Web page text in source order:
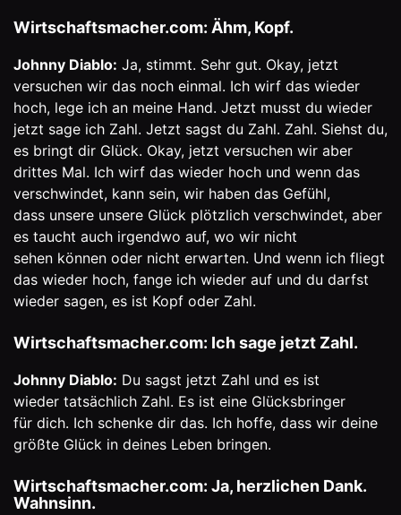
Wirtschaftsmacher.com: Ähm, Kopf.
Johnny Diablo: Ja, stimmt. Sehr gut. Okay, jetzt
versuchen wir das noch einmal. Ich wirf das wieder
hoch, lege ich an meine Hand. Jetzt musst du wieder
jetzt sage ich Zahl. Jetzt sagst du Zahl. Zahl. Siehst du,
es bringt dir Glück. Okay, jetzt versuchen wir aber
drittes Mal. Ich wirf das wieder hoch und wenn das
verschwindet, kann sein, wir haben das Gefühl,
dass unsere unsere Glück plötzlich verschwindet, aber
es taucht auch irgendwo auf, wo wir nicht
sehen können oder nicht erwarten. Und wenn ich fliegt
das wieder hoch, fange ich wieder auf und du darfst
wieder sagen, es ist Kopf oder Zahl.
Wirtschaftsmacher.com: Ich sage jetzt Zahl.
Johnny Diablo: Du sagst jetzt Zahl und es ist
wieder tatsächlich Zahl. Es ist eine Glücksbringer
für dich. Ich schenke dir das. Ich hoffe, dass wir deine
größte Glück in deines Leben bringen.
Wirtschaftsmacher.com: Ja, herzlichen Dank.
Wahnsinn.